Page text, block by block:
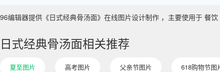
96编辑器提供《日式经典骨汤面》在线图片设计制作 ，主要使用于 餐
日式经典骨汤面相关推荐
夏至图片 高考图片 父亲节图片 618购物节图